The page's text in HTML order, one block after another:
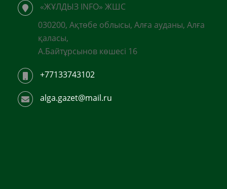
«ЖҰЛДЫЗ INFO» ЖШС
030200, Ақтөбе облысы, Алға ауданы, Алға
қаласы,
А.Байтұрсынов көшесі 16
+77133743102
alga.gazet@mail.ru